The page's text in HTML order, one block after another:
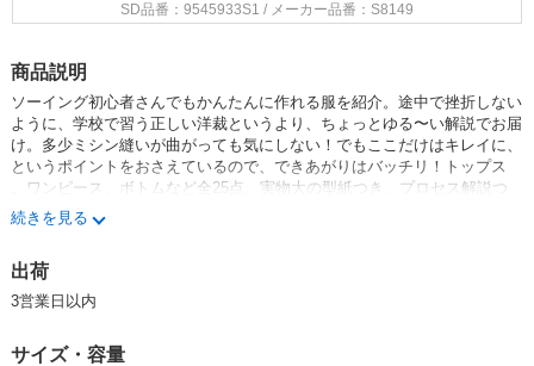
SD品番：9545933S1 / メーカー品番：S8149
商品説明
ソーイング初心者さんでもかんたんに作れる服を紹介。途中で挫折しない
ように、学校で習う正しい洋裁というより、ちょっとゆる〜い解説でお届
け。多少ミシン縫いが曲がっても気にしない！でもここだけはキレイに、
というポイントをおさえているので、できあがりはバッチリ！トップス
、ワンピース、ボトムなど全25点。実物大の型紙つき。プロセス解説つ
き。
ースカート
続きを見る
出荷
3営業日以内
サイズ・容量